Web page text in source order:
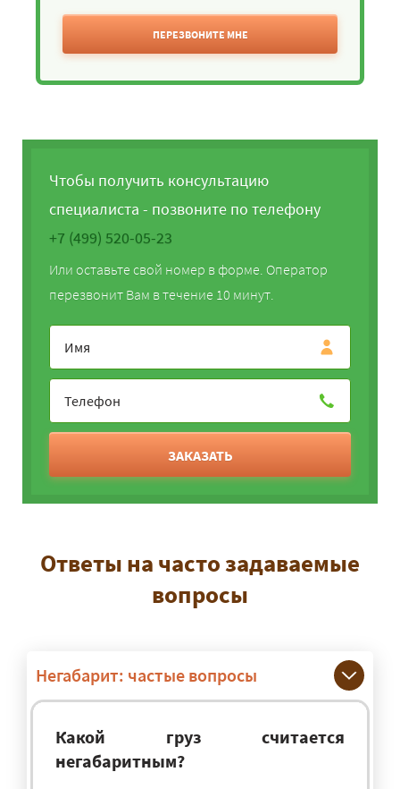
ПЕРЕЗВОНИТЕ МНЕ
Чтобы получить консультацию
специалиста - позвоните по телефону
+7 (499) 520-05-23
Или оставьте свой номер в форме. Оператор
перезвонит Вам в течение 10 минут.
ЗАКАЗАТЬ
Ответы на часто задаваемые
вопросы
Негабарит: частые вопросы
Какой груз считается
негабаритным?